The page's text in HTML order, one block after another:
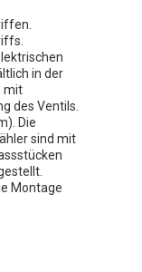
in der
mit
des Ventils.
Die
sind mit
Montage